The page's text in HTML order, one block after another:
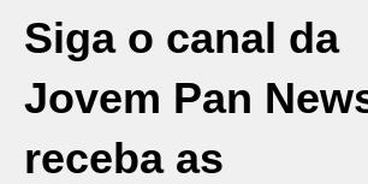
Siga o canal da
Jovem Pan
receba as